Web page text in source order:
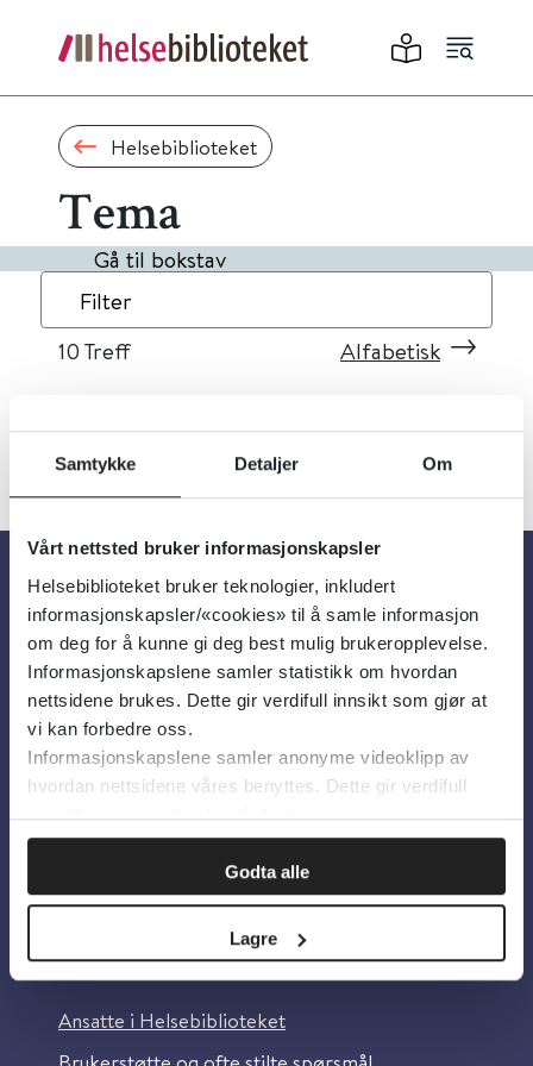
Samtykke Detaljer Om
Vårt nettsted bruker informasjonskapsler
Helsebiblioteket bruker teknologier, inkludert
informasjonskapsler/«cookies» til å samle informasjon
om deg for å kunne gi deg best mulig brukeropplevelse.
Informasjonskapslene samler statistikk om hvordan
nettsidene brukes. Dette gir verdifull innsikt som gjør at
vi kan forbedre oss.
Informasjonskapslene samler anonyme videoklipp av
hvordan nettsidene våres benyttes. Dette gir verdifull
innsikt som gjør at vi kan forbedre oss.
Godta alle
Lagre
Helsebiblioteket
Tema
Gå til bokstav
Filter
10 Treff Alfabetisk
Om oss
Om Helsebiblioteket
Personvern og informasjonskapsler
Tilgjengelighetserklæring
Information in English
Ansatte i Helsebiblioteket